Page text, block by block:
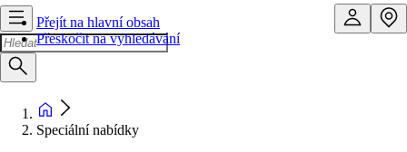
Přejít na hlavní obsah
Přeskočit na vyhledávání
Speciální nabídky